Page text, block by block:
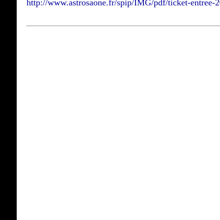
http://www.astrosaone.fr/spip/IMG/pdf/ticket-entree-